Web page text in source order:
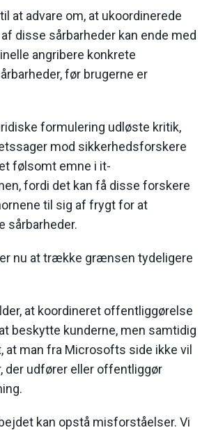
at advare om, at ukoordinerede
disse sårbarheder kan ende med
angribere konkrete
før brugerne er
formulering udløste kritik,
mod sikkerhedsforskere
følsomt emne i it-
fordi det kan få disse forskere
til sig af frygt for at
sårbarheder.
nu at trække grænsen tydeligere
at koordineret offentliggørelse
beskytte kunderne, men samtidig
at man fra Microsofts side ikke vil
der udfører eller offentliggør
kan opstå misforståelser. Vi